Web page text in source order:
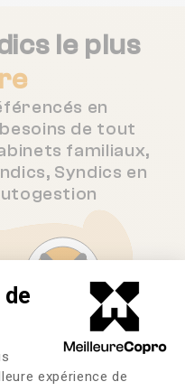
du
expérience de
le plus
en
de tout
familiaux,
Syndics en